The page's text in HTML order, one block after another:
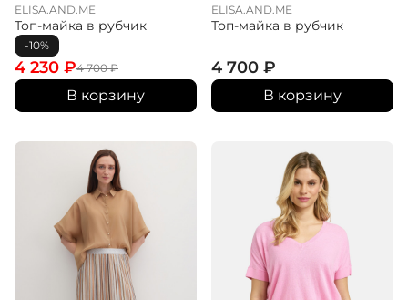
ELISA.AND.ME
Топ-майка в рубчик
-10%
4 700₽
4 230 ₽
В корзину
ELISA.AND.ME
Топ-майка в рубчик
4 700 ₽
В корзину